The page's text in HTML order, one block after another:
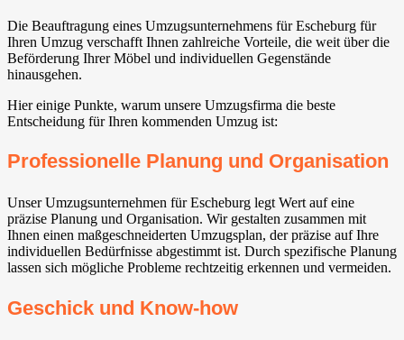
Die Beauftragung eines Umzugsunternehmens für Escheburg für
Ihren Umzug verschafft Ihnen zahlreiche Vorteile, die weit über die
Beförderung Ihrer Möbel und individuellen Gegenstände
hinausgehen.
Hier einige Punkte, warum unsere Umzugsfirma die beste
Entscheidung für Ihren kommenden Umzug ist:
Professionelle Planung und Organisation
Unser Umzugsunternehmen für Escheburg legt Wert auf eine
präzise Planung und Organisation. Wir gestalten zusammen mit
Ihnen einen maßgeschneiderten Umzugsplan, der präzise auf Ihre
individuellen Bedürfnisse abgestimmt ist. Durch spezifische Planung
lassen sich mögliche Probleme rechtzeitig erkennen und vermeiden.
Geschick und Know-how